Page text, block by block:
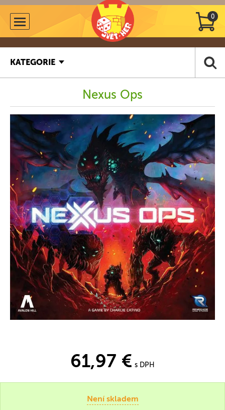
0
KATEGORIE
Nexus Ops
61,97 € s DPH
Není skladem